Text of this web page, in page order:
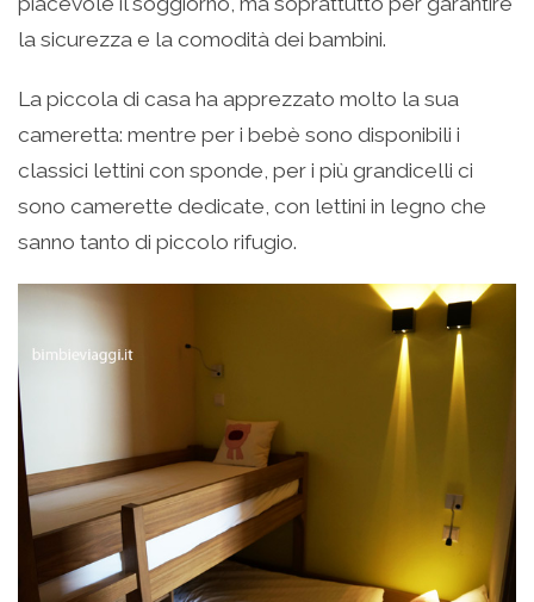
la sicurezza e la comodità dei bambini.
La piccola di casa ha apprezzato molto la sua
cameretta: mentre per i bebè sono disponibili i
classici lettini con sponde, per i più grandicelli ci
sono camerette dedicate, con lettini in legno che
sanno tanto di piccolo rifugio.